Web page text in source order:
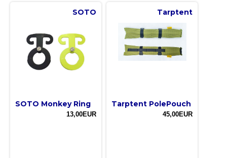
SOTO
SOTO Monkey Ring
13,00EUR
Tarptent
Tarptent PolePouch
45,00EUR